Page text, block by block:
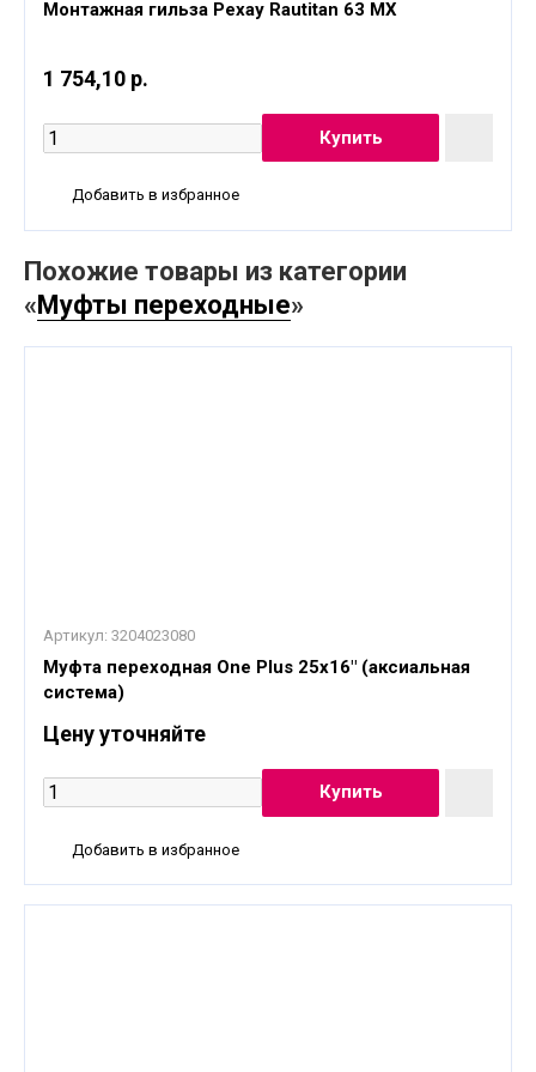
Монтажная гильза Рехау Rautitan 63 MX
1 754,10 р.
Добавить в избранное
Похожие товары из категории
«Муфты переходные»
Артикул: 3204023080
Муфта переходная One Plus 25x16" (аксиальная
система)
Цену уточняйте
Добавить в избранное